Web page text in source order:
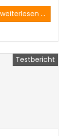
weiterlesen ...
Testbericht